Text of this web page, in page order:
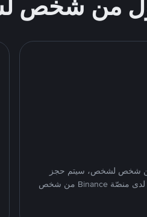
من
شخص لشخص، سيتم حجز
الأصل الرقمي في الضمان لدى منصّة Binance من شخص